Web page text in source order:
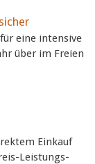
eine intensive
über im Freien
Einkauf
Leistungs-